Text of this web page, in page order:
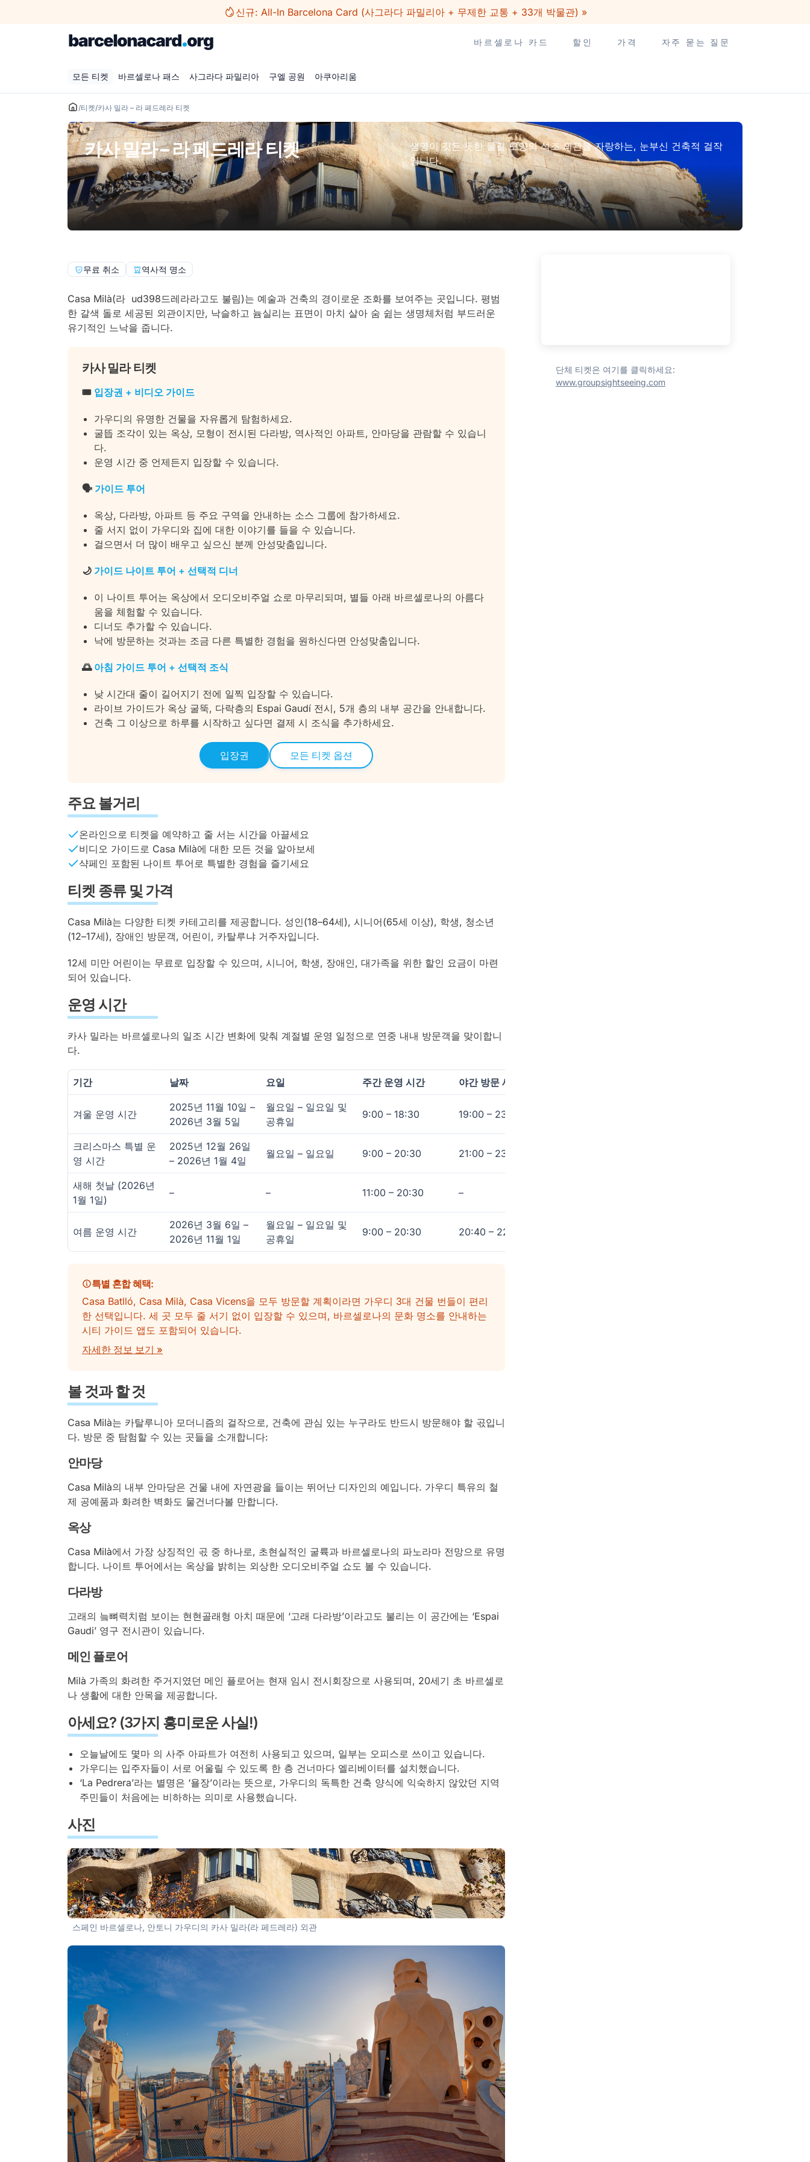
뛰
신규: All-In Barcelona Card (사그라다 파밀리아 + 무제한 교통 + 33개 박물관) »
바르셀로나 카드 할인 가격 자주 묻는 질문
모든 티켓 바르셀로나 패스 사그라다 파밀리아 구엘 공원 아쿠아리움
/티켓/카사 밀라 – 라 페드레라 티켓
카사 밀라 – 라 페드레라 티켓
생명이 깃든 듯한 물결 모양의 석조 외관을 자랑하는, 눈부신 건축적 걸작
입니다.
무료 취소 역사적 명소
Casa Milà(라 ud398드레라라고도 불림)는 예술과 건축의 경이로운 조화를 보여주는 곳입니다. 평범
한 갈색 돌로 세공된 외관이지만, 낙슬하고 늄실리는 표면이 마치 살아 숨 쉺는 생명체처럼 부드러운
유기적인 느낙을 줍니다.
카사 밀라 티켓
🎟️ 입장권 + 비디오 가이드
가우디의 유명한 건물을 자유롭게 탐험하세요.
굴뜹 조각이 있는 옥상, 모형이 전시된 다라방, 역사적인 아파트, 안마당을 관람할 수 있습니
다.
운영 시간 중 언제든지 입장할 수 있습니다.
🗣️ 가이드 투어
옥상, 다라방, 아파트 등 주요 구역을 안내하는 소스 그룹에 참가하세요.
줄 서지 없이 가우디와 집에 대한 이야기를 들을 수 있습니다.
걸으면서 더 많이 배우고 싶으신 분께 안성맞춤입니다.
🌙 가이드 나이트 투어 + 선택적 디너
이 나이트 투어는 옥상에서 오디오비주얼 쇼로 마무리되며, 별들 아래 바르셀로나의 아름다
움을 체험할 수 있습니다.
디너도 추가할 수 있습니다.
낙에 방문하는 것과는 조금 다른 특별한 경험을 원하신다면 안성맞춤입니다.
🌅 아침 가이드 투어 + 선택적 조식
낮 시간대 줄이 길어지기 전에 일찍 입장할 수 있습니다.
라이브 가이드가 옥상 굴뚝, 다락층의 Espai Gaudí 전시, 5개 층의 내부 공간을 안내합니다.
건축 그 이상으로 하루를 시작하고 싶다면 결제 시 조식을 추가하세요.
입장권 모든 티켓 옵션
주요 볼거리
온라인으로 티켓을 예약하고 줄 서는 시간을 아끌세요
비디오 가이드로 Casa Milà에 대한 모든 것을 알아보세
샥페인 포함된 나이트 투어로 특별한 경험을 즐기세요
티켓 종류 및 가격
Casa Milà는 다양한 티켓 카테고리를 제공합니다. 성인(18–64세), 시니어(65세 이상), 학생, 청소년
(12–17세), 장애인 방문객, 어린이, 카탈루냐 거주자입니다.
12세 미만 어린이는 무료로 입장할 수 있으며, 시니어, 학생, 장애인, 대가족을 위한 할인 요금이 마련
되어 있습니다.
운영 시간
카사 밀라는 바르셀로나의 일조 시간 변화에 맞춰 계절별 운영 일정으로 연중 내내 방문객을 맞이합니
다.
기간 날짜 요일 주간 운영 시간 야간 방문 세션
겨울 운영 시간
2025년 11월 10일 –
2026년 3월 5일
월요일 – 일요일 및
공휴일
9:00 – 18:30 19:00 – 23:00
크리스마스 특별 운
영 시간
2025년 12월 26일
– 2026년 1월 4일
월요일 – 일요일 9:00 – 20:30 21:00 – 23:00
새해 첫날 (2026년
1월 1일)
– – 11:00 – 20:30 –
여름 운영 시간
2026년 3월 6일 –
2026년 11월 1일
월요일 – 일요일 및
공휴일
9:00 – 20:30 20:40 – 22:20
특별 혼합 혜택:
Casa Batlló, Casa Milà, Casa Vicens을 모두 방문할 계획이라면 가우디 3대 건물 번들이 편리
한 선택입니다. 세 곳 모두 줄 서기 없이 입장할 수 있으며, 바르셀로나의 문화 명소를 안내하는
시티 가이드 앱도 포함되어 있습니다.
자세한 정보 보기 »
볼 것과 할 것
Casa Milà는 카탈루니아 모더니즘의 걸작으로, 건축에 관심 있는 누구라도 반드시 방문해야 할 곣입니
다. 방문 중 탐험할 수 있는 곳들을 소개합니다:
안마당
Casa Milà의 내부 안마당은 건물 내에 자연광을 들이는 뛰어난 디자인의 예입니다. 가우디 특유의 철
제 공예품과 화려한 벽화도 물건너다볼 만합니다.
옥상
Casa Milà에서 가장 상징적인 곣 중 하나로, 초현실적인 굴륙과 바르셀로나의 파노라마 전망으로 유명
합니다. 나이트 투어에서는 옥상을 밝히는 외상한 오디오비주얼 쇼도 볼 수 있습니다.
다라방
고래의 늨뼈력치럼 보이는 현현골래형 아치 때문에 ‘고래 다라방’이라고도 불리는 이 공간에는 ‘Espai
Gaudi’ 영구 전시관이 있습니다.
메인 플로어
Milà 가족의 화려한 주거지였던 메인 플로어는 현재 임시 전시회장으로 사용되며, 20세기 초 바르셀로
나 생활에 대한 안목을 제공합니다.
아세요? (3가지 흥미로운 사실!)
오늘날에도 몇마 의 사주 아파트가 여전히 사용되고 있으며, 일부는 오피스로 쓰이고 있습니다.
가우디는 입주자들이 서로 어울릴 수 있도록 한 층 건너마다 엘리베이터를 설치했습니다.
‘La Pedrera’라는 별명은 ‘욜장’이라는 뜻으로, 가우디의 독특한 건축 양식에 익숙하지 않았던 지역
주민들이 처음에는 비하하는 의미로 사용했습니다.
사진
스페인 바르셀로나, 안토니 가우디의 카사 밀라(라 페드레라) 외관
단체 티켓은 여기를 클릭하세요:
www.groupsightseeing.com